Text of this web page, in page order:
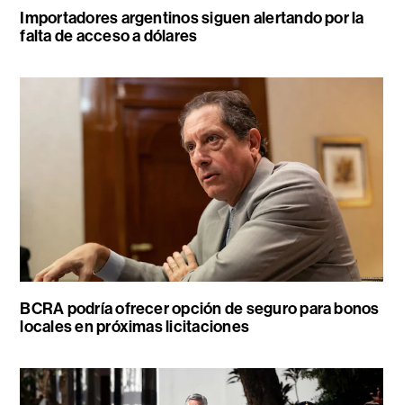
Importadores argentinos siguen alertando por la
falta de acceso a dólares
BCRA podría ofrecer opción de seguro para bonos
locales en próximas licitaciones